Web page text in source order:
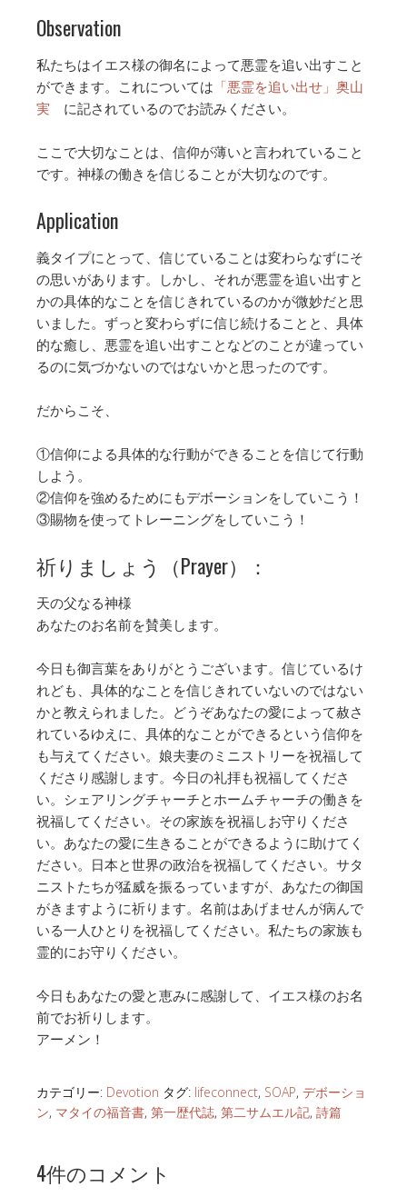
Observation
私たちはイエス様の御名によって悪霊を追い出すこと
ができます。これについては 「悪霊を追い出せ」奥山
実 に記されているのでお読みください。
ここで大切なことは、信仰が薄いと言われていること
です。神様の働きを信じることが大切なのです。
Application
義タイプにとって、信じていることは変わらなずにそ
の思いがあります。しかし、それが悪霊を追い出すと
かの具体的なことを信じきれているのかが微妙だと思
いました。ずっと変わらずに信じ続けることと、具体
的な癒し、悪霊を追い出すことなどのことが違ってい
るのに気づかないのではないかと思ったのです。
だからこそ、
①信仰による具体的な行動ができることを信じて行動
しよう。
②信仰を強めるためにもデボーションをしていこう！
③賜物を使ってトレーニングをしていこう！
祈りましょう（Prayer）：
天の父なる神様
あなたのお名前を賛美します。
今日も御言葉をありがとうございます。信じているけ
れども、具体的なことを信じきれていないのではない
かと教えられました。どうぞあなたの愛によって赦さ
れているゆえに、具体的なことができるという信仰を
も与えてください。娘夫妻のミニストリーを祝福して
くださり感謝します。今日の礼拝も祝福してくださ
い。シェアリングチャーチとホームチャーチの働きを
祝福してください。その家族を祝福しお守りくださ
い。あなたの愛に生きることができるように助けてく
ださい。日本と世界の政治を祝福してください。サタ
ニストたちが猛威を振るっていますが、あなたの御国
がきますように祈ります。名前はあげませんが病んで
いる一人ひとりを祝福してください。私たちの家族も
霊的にお守りください。
今日もあなたの愛と恵みに感謝して、イエス様のお名
前でお祈りします。
アーメン！
カテゴリー: Devotion タグ: lifeconnect, SOAP, デボーショ
ン, マタイの福音書, 第一歴代誌, 第二サムエル記, 詩篇
4件のコメント